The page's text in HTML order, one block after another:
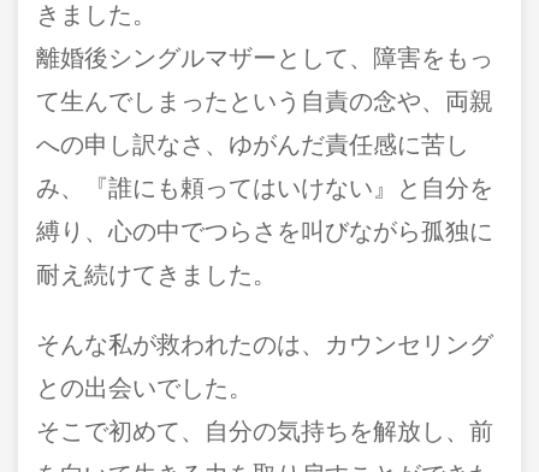
きました。
離婚後シングルマザーとして、障害をもっ
て生んでしまったという自責の念や、両親
への申し訳なさ、ゆがんだ責任感に苦し
み、『誰にも頼ってはいけない』と自分を
縛り、心の中でつらさを叫びながら孤独に
耐え続けてきました。
そんな私が救われたのは、カウンセリング
との出会いでした。
そこで初めて、自分の気持ちを解放し、前